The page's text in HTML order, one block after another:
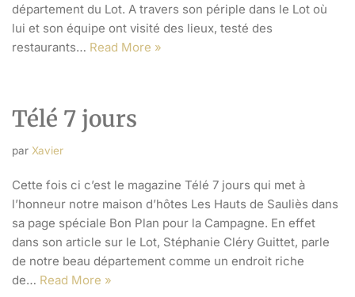
département du Lot. A travers son périple dans le Lot où
lui et son équipe ont visité des lieux, testé des
restaurants… Read More »
Télé 7 jours
par Xavier
Cette fois ci c’est le magazine Télé 7 jours qui met à
l’honneur notre maison d’hôtes Les Hauts de Sauliès dans
sa page spéciale Bon Plan pour la Campagne. En effet
dans son article sur le Lot, Stéphanie Cléry Guittet, parle
de notre beau département comme un endroit riche
de… Read More »